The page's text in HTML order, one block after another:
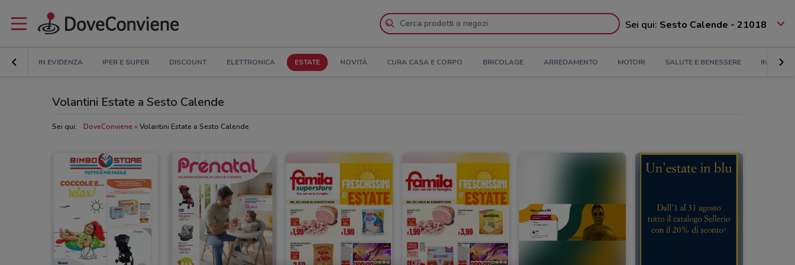
Sei qui: Sesto Calende - 21018
IN EVIDENZA IPER E SUPER DISCOUNT ELETTRONICA ESTATE NOVITÀ CURA CASA E CORPO BRICOLAGE ARREDAMENTO MOTORI SALUTE E BENESSERE INFANZIA
Volantini Estate a Sesto Calende
Sei qui: DoveConviene Volantini Estate a Sesto Calende